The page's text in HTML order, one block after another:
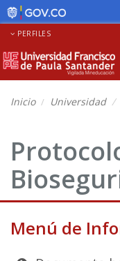
PERFILES
Inicio Universidad
Menú de